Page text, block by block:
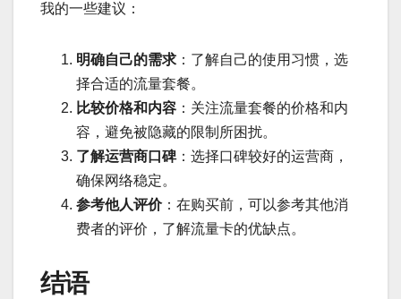
我的一些建议：
明确自己的需求 ：了解自己的使用习惯，选
择合适的流量套餐。
比较价格和内容 ：关注流量套餐的价格和内
容，避免被隐藏的限制所困扰。
了解运营商口碑：选择口碑较好的运营商，
确保网络稳定。
参考他人评价：在购买前，可以参考其他消
费者的评价，了解流量卡的优缺点。
结语